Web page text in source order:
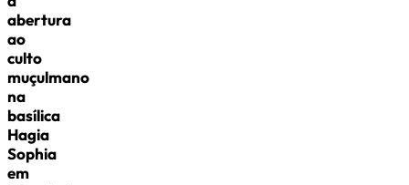
abertura
ao
culto
muçulmano
na
basílica
Hagia
Sophia
em